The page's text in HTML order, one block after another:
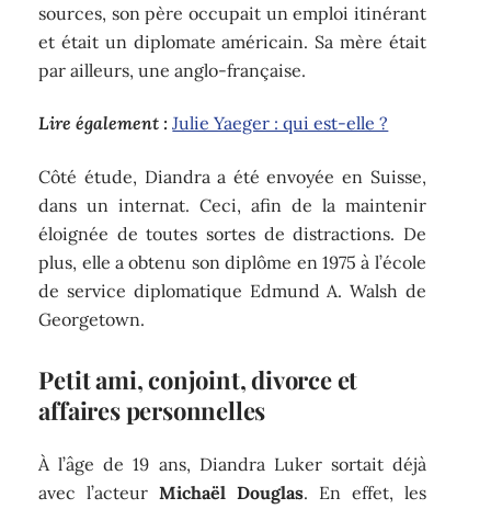
sources, son père occupait un emploi itinérant
et était un diplomate américain. Sa mère était
par ailleurs, une anglo-française.
Lire également : Julie Yaeger : qui est-elle ?
Côté étude, Diandra a été envoyée en Suisse,
dans un internat. Ceci, afin de la maintenir
éloignée de toutes sortes de distractions. De
plus, elle a obtenu son diplôme en 1975 à l’école
de service diplomatique Edmund A. Walsh de
Georgetown.
Petit ami, conjoint, divorce et
affaires personnelles
À l’âge de 19 ans, Diandra Luker sortait déjà
avec l’acteurMichaël Douglas. En effet, les